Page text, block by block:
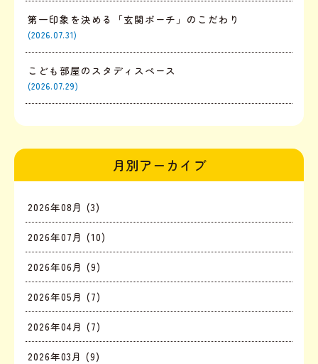
第一印象を決める「玄関ポーチ」のこだわり
(2026.07.31)
こども部屋のスタディスペース
(2026.07.29)
月別アーカイブ
2026年08月 (3)
2026年07月 (10)
2026年06月 (9)
2026年05月 (7)
2026年04月 (7)
2026年03月 (9)